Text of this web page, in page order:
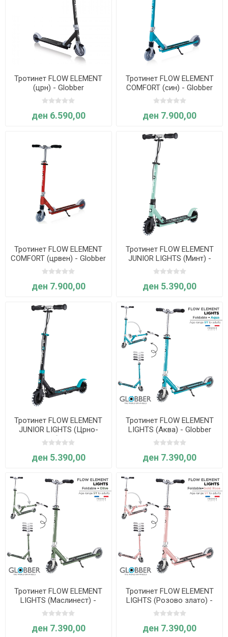
Тротинет FLOW ELEMENT
(црн) - Globber
ден 6.590,00
Тротинет FLOW ELEMENT
COMFORT (син) - Globber
ден 7.900,00
Тротинет FLOW ELEMENT
COMFORT (црвен) - Globber
ден 7.900,00
Тротинет FLOW ELEMENT
JUNIOR LIGHTS (Минт) -
Globber
ден 5.390,00
Тротинет FLOW ELEMENT
JUNIOR LIGHTS (Црно-
тиркизен) - Globber
ден 5.390,00
Тротинет FLOW ELEMENT
LIGHTS (Аква) - Globber
ден 7.390,00
Тротинет FLOW ELEMENT
LIGHTS (Маслинест) -
Globber
ден 7.390,00
Тротинет FLOW ELEMENT
LIGHTS (Розово злато) -
Globber
ден 7.390,00